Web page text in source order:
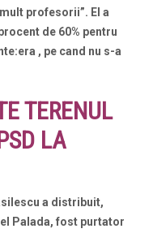
profesorii”. El a
de 60% pentru
, pe cand nu s-a
TERENUL
LA
a distribuit,
Palada, fost purtator